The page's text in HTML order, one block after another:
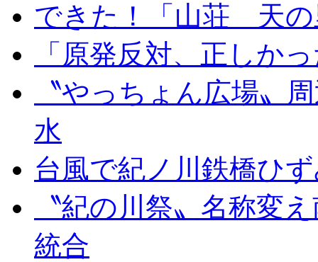
できた！「山荘 天の
「原発反対、正しか
〝やっちょん広場〟
水
台風で紀ノ川鉄橋ひ
〝紀の川祭〟名称変
統合